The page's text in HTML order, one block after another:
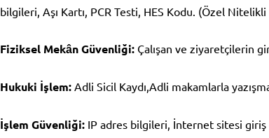
bilgileri, Aşı Kartı, PCR Testi, HES Kodu. (Özel
Fiziksel Mekân Güvenliği: Çalışan ve ziyaretçilerin
Hukuki İşlem: Adli Sicil Kaydı,Adli makamlarla
İşlem Güvenliği: IP adres bilgileri, İnternet sitesi giriş